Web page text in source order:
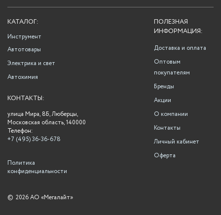
ПОЛЕЗНАЯ
ИНФОРМАЦИЯ:
Доставка и оплата
Оптовым
покупателям
Бренды
Акции
О компании
Контакты
Личный кабинет
Оферта
КАТАЛОГ:
Инструмент
Автотовары
Электрика и свет
Автохимия
КОНТАКТЫ:
улица Мира, 8Б, Люберцы,
Московская область, 140000
Телефон:
+7 (495) 36-36-678
Политика
конфиденциальности
© 2026 АО «Мегалайт»